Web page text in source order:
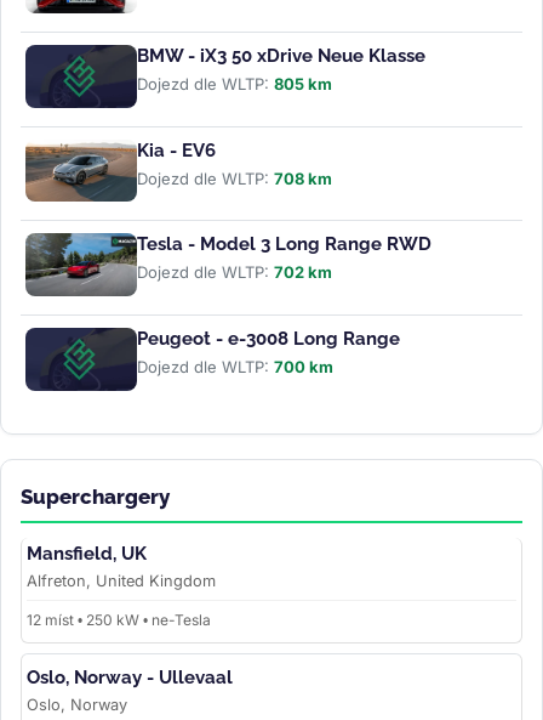
BMW - iX3 50 xDrive Neue Klasse
Dojezd dle WLTP: 805 km
Kia - EV6
Dojezd dle WLTP: 708 km
Tesla - Model 3 Long Range RWD
Dojezd dle WLTP: 702 km
Peugeot - e-3008 Long Range
Dojezd dle WLTP: 700 km
Superchargery
Mansfield, UK
Alfreton, United Kingdom
12 míst • 250 kW • ne-Tesla
Oslo, Norway - Ullevaal
Oslo, Norway